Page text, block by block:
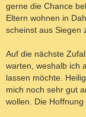
gerne die Chance
Eltern wohnen in
scheinst aus Siegen
Auf die nächste
warten, weshalb ich
lassen möchte.
mich noch sehr gut
wollen. Die Hoffnung